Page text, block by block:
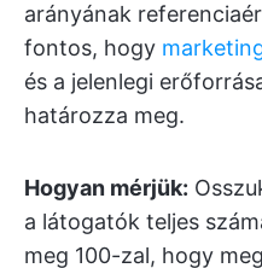
arányának
fontos, hogy
és a jelenlegi
határozza meg.
Hogyan mérjük:
a látogatók teljes
meg 100-zal, hogy